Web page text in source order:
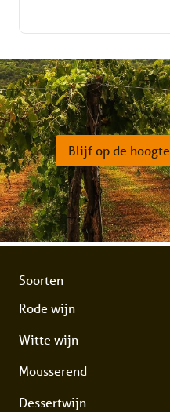
Blijf op de hoogte
Soorten
Rode wijn
Witte wijn
Mousserend
Dessertwijn